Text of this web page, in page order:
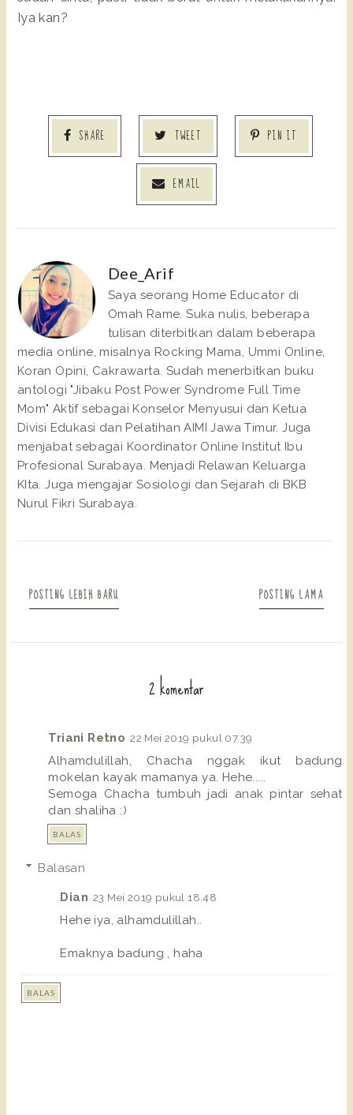
Iya kan?
SHARE TWEET PIN IT
EMAIL
Dee_Arif
Saya seorang Home Educator di
Omah Rame. Suka nulis, beberapa
tulisan diterbitkan dalam beberapa
media online, misalnya Rocking Mama, Ummi Online,
Koran Opini, Cakrawarta. Sudah menerbitkan buku
antologi "Jibaku Post Power Syndrome Full Time
Mom" Aktif sebagai Konselor Menyusui dan Ketua
Divisi Edukasi dan Pelatihan AIMI Jawa Timur. Juga
menjabat sebagai Koordinator Online Institut Ibu
Profesional Surabaya. Menjadi Relawan Keluarga
KIta. Juga mengajar Sosiologi dan Sejarah di BKB
Nurul Fikri Surabaya.
POSTING LEBIH BARU POSTING LAMA
2 komentar
Triani Retno 22 Mei 2019 pukul 07.39
Alhamdulillah, Chacha nggak ikut badung
mokelan kayak mamanya ya. Hehe.....
Semoga Chacha tumbuh jadi anak pintar sehat
dan shaliha :)
BALAS
Balasan
Dian 23 Mei 2019 pukul 18.48
Hehe iya, alhamdulillah..
Emaknya badung , haha
BALAS